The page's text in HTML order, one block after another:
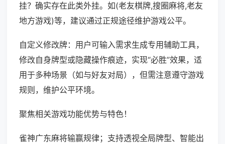
挂？确实存在此类外挂。如(老友棋牌,搜圈麻将,老友
地方游戏)等，建议通过正规途径维护游戏公平。
自定义修改牌：用户可输入需求生成专用辅助工具，
修改自身牌型或隐藏操作痕迹，实现“必胜”效果，适
用于多种场景（如与好友对局），但需注意遵守游戏
规则，维护公平环境。
聚焦相关游戏功能优势与特色！
雀神广东麻将输赢规律；支持透视全局牌型、智能出